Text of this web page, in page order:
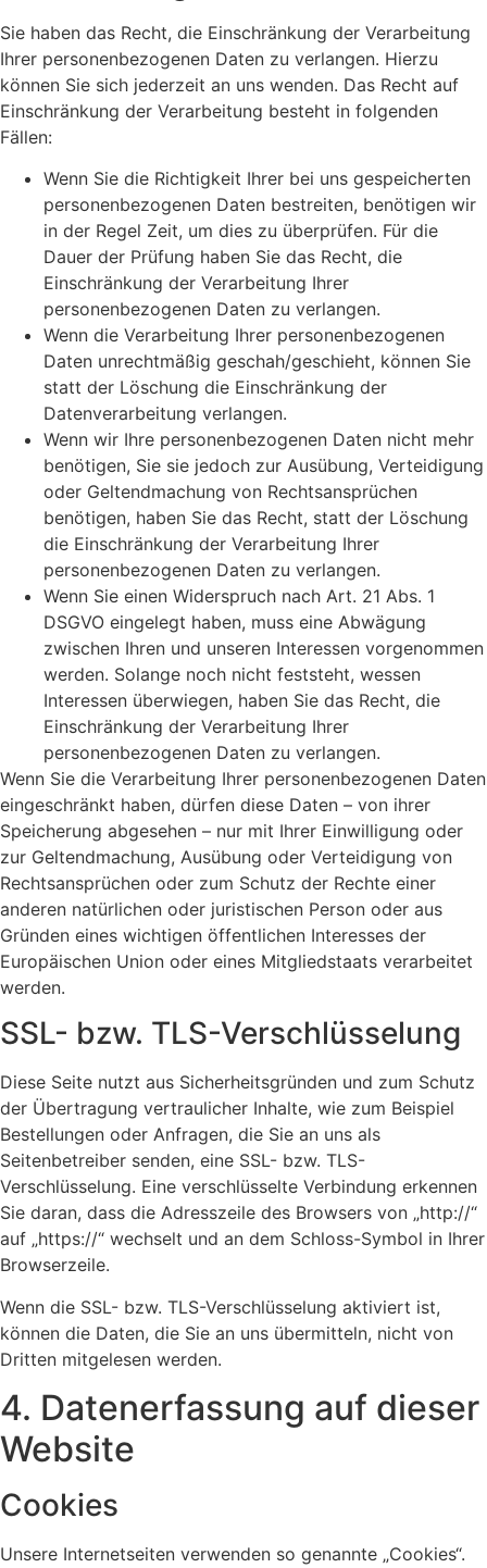
Sie haben das Recht, die Einschränkung der Verarbeitung
Ihrer personenbezogenen Daten zu verlangen. Hierzu
können Sie sich jederzeit an uns wenden. Das Recht auf
Einschränkung der Verarbeitung besteht in folgenden
Fällen:
Wenn Sie die Richtigkeit Ihrer bei uns gespeicherten
personenbezogenen Daten bestreiten, benötigen wir
in der Regel Zeit, um dies zu überprüfen. Für die
Dauer der Prüfung haben Sie das Recht, die
Einschränkung der Verarbeitung Ihrer
personenbezogenen Daten zu verlangen.
Wenn die Verarbeitung Ihrer personenbezogenen
Daten unrechtmäßig geschah/geschieht, können Sie
statt der Löschung die Einschränkung der
Datenverarbeitung verlangen.
Wenn wir Ihre personenbezogenen Daten nicht mehr
benötigen, Sie sie jedoch zur Ausübung, Verteidigung
oder Geltendmachung von Rechtsansprüchen
benötigen, haben Sie das Recht, statt der Löschung
die Einschränkung der Verarbeitung Ihrer
personenbezogenen Daten zu verlangen.
Wenn Sie einen Widerspruch nach Art. 21 Abs. 1
DSGVO eingelegt haben, muss eine Abwägung
zwischen Ihren und unseren Interessen vorgenommen
werden. Solange noch nicht feststeht, wessen
Interessen überwiegen, haben Sie das Recht, die
Einschränkung der Verarbeitung Ihrer
personenbezogenen Daten zu verlangen.
Wenn Sie die Verarbeitung Ihrer personenbezogenen Daten
eingeschränkt haben, dürfen diese Daten – von ihrer
Speicherung abgesehen – nur mit Ihrer Einwilligung oder
zur Geltendmachung, Ausübung oder Verteidigung von
Rechtsansprüchen oder zum Schutz der Rechte einer
anderen natürlichen oder juristischen Person oder aus
Gründen eines wichtigen öffentlichen Interesses der
Europäischen Union oder eines Mitgliedstaats verarbeitet
werden.
SSL- bzw. TLS-Verschlüsselung
Diese Seite nutzt aus Sicherheitsgründen und zum Schutz
der Übertragung vertraulicher Inhalte, wie zum Beispiel
Bestellungen oder Anfragen, die Sie an uns als
Seitenbetreiber senden, eine SSL- bzw. TLS-
Verschlüsselung. Eine verschlüsselte Verbindung erkennen
Sie daran, dass die Adresszeile des Browsers von „http://“
auf „https://“ wechselt und an dem Schloss-Symbol in Ihrer
Browserzeile.
Wenn die SSL- bzw. TLS-Verschlüsselung aktiviert ist,
können die Daten, die Sie an uns übermitteln, nicht von
Dritten mitgelesen werden.
4. Datenerfassung auf dieser
Website
Cookies
Unsere Internetseiten verwenden so genannte „Cookies“.